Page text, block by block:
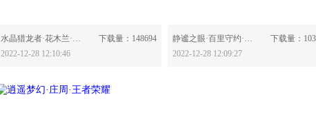
分享：
水晶猎龙者·花木兰·王者荣耀-630414
下载量：148694
2022-12-28 12:10:46
分享：
静谧之眼·百里守约·王者荣耀-630412
下载量：
2022-12-28 12:09:27